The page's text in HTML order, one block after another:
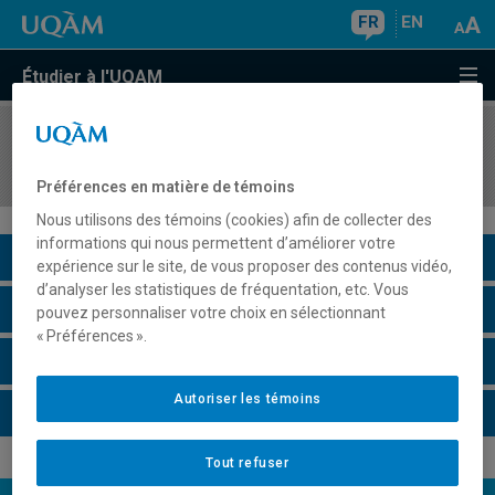
FR EN
Étudier à l'UQAM
COURS//
Description du cours
Horaire - Été 2026
Préférences en matière de témoins
Nous utilisons des témoins (cookies) afin de collecter des
informations qui nous permettent d’améliorer votre
expérience sur le site, de vous proposer des contenus vidéo,
d’analyser les statistiques de fréquentation, etc. Vous
pouvez personnaliser votre choix en sélectionnant
« Préférences ».
Tout refuser
Autoriser les témoins